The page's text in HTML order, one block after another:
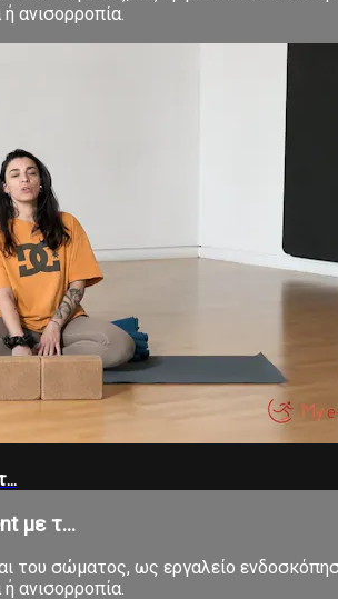
ανισορροπία.
με τ...
του σώματος, ως εργαλείο
ανισορροπία.